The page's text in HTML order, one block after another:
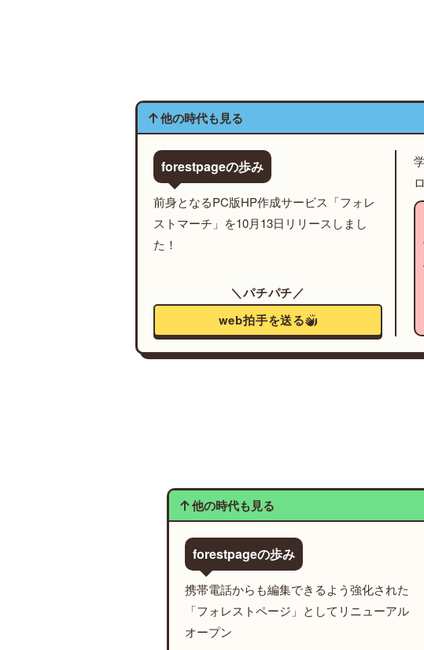
他の時代も見る
forestpageの歩み
前身となるPC版HP作成サービス「フォレ
ストマーチ」を10月13日リリースしまし
た！
＼パチパチ／
web拍手を送る
他の時代も見る
forestpageの歩み
携帯電話からも編集できるよう強化された
「フォレストページ」としてリニューアル
オープン